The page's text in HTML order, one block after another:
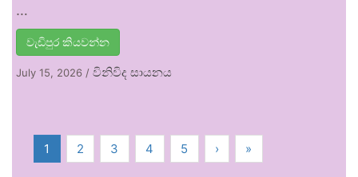
…
වැඩිපුර කියවන්න
July 15, 2026 / විනිවිද සායනය
1 2 3 4 5 › »